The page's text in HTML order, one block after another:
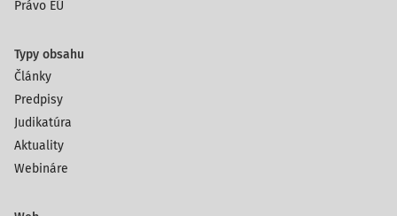
Právo EÚ
Typy obsahu
Články
Predpisy
Judikatúra
Aktuality
Webináre